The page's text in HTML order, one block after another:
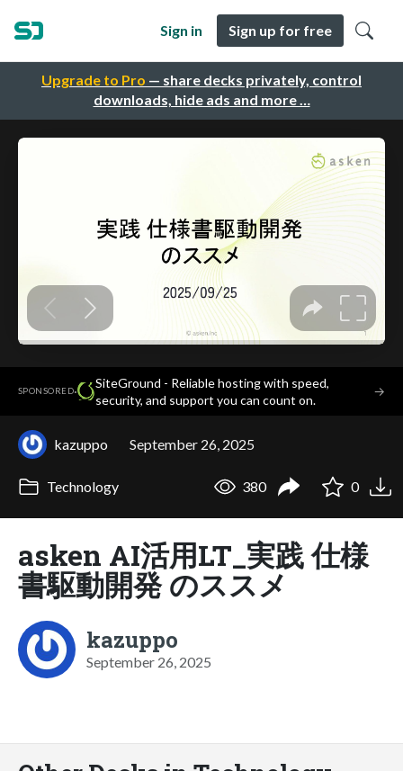
Upgrade to Pro — share decks privately, control
downloads, hide ads and more …
Sign in Sign up for free
SPONSORED·
SiteGround - Reliable hosting with speed,
security, and support you can count on.
→
kazuppo September 26, 2025
Technology 380 0
asken AI活用LT_実践 仕様
書駆動開発 のススメ
kazuppo
September 26, 2025